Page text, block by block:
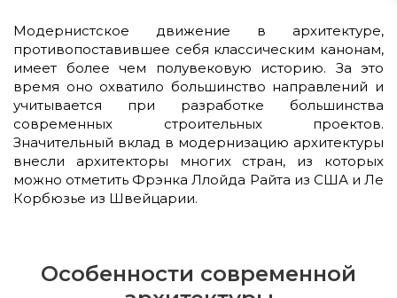
Модернистское движение в архитектуре,
противопоставившее себя классическим канонам,
имеет более чем полувековую историю. За это
время оно охватило большинство направлений и
учитывается при разработке большинства
современных строительных проектов.
Значительный вклад в модернизацию архитектуры
внесли архитекторы многих стран, из которых
можно отметить Фрэнка Ллойда Райта из США и Ле
Корбюзье из Швейцарии.
Особенности современной